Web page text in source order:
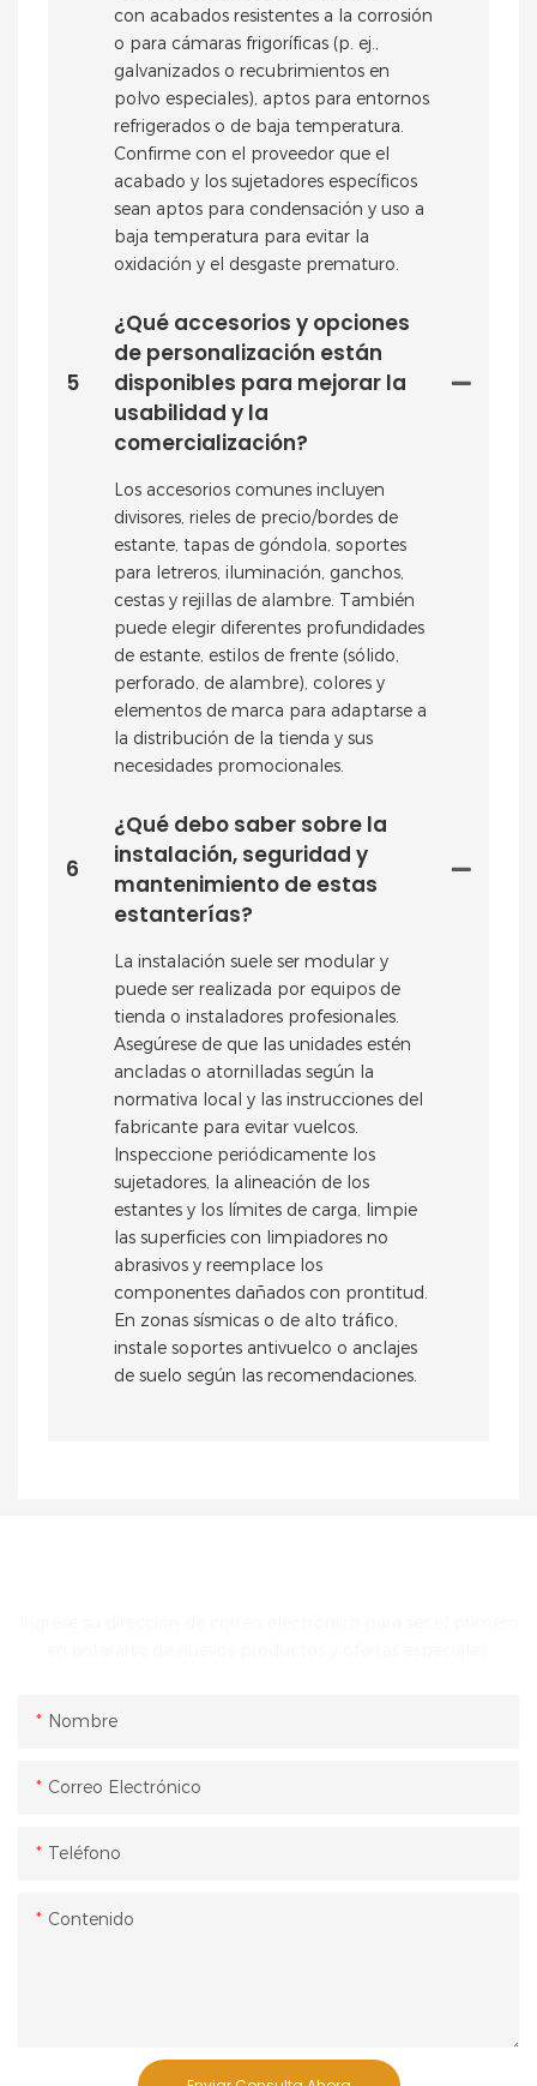
con acabados resistentes a la corrosión
o para cámaras frigoríficas (p. ej.,
galvanizados o recubrimientos en
polvo especiales), aptos para entornos
refrigerados o de baja temperatura.
Confirme con el proveedor que el
acabado y los sujetadores específicos
sean aptos para condensación y uso a
baja temperatura para evitar la
oxidación y el desgaste prematuro.
5
¿Qué accesorios y opciones
de personalización están
disponibles para mejorar la
usabilidad y la
comercialización?
Los accesorios comunes incluyen
divisores, rieles de precio/bordes de
estante, tapas de góndola, soportes
para letreros, iluminación, ganchos,
cestas y rejillas de alambre. También
puede elegir diferentes profundidades
de estante, estilos de frente (sólido,
perforado, de alambre), colores y
elementos de marca para adaptarse a
la distribución de la tienda y sus
necesidades promocionales.
6
¿Qué debo saber sobre la
instalación, seguridad y
mantenimiento de estas
estanterías?
La instalación suele ser modular y
puede ser realizada por equipos de
tienda o instaladores profesionales.
Asegúrese de que las unidades estén
ancladas o atornilladas según la
normativa local y las instrucciones del
fabricante para evitar vuelcos.
Inspeccione periódicamente los
sujetadores, la alineación de los
estantes y los límites de carga, limpie
las superficies con limpiadores no
abrasivos y reemplace los
componentes dañados con prontitud.
En zonas sísmicas o de alto tráfico,
instale soportes antivuelco o anclajes
de suelo según las recomendaciones.
Nombre
Correo Electrónico
Teléfono
Contenido